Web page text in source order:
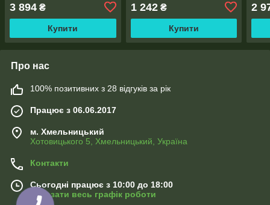
3 894 ₴
Купити
1 242₴
Купити
2
Про нас
100% позитивних з 28 відгуків за рік
Працює з 06.06.2017
м. Хмельницький
Хотовицького 5, Хмельницький, Україна
Контакти
Сьогодні працює з 10:00 до 18:00
Показати весь графік роботи